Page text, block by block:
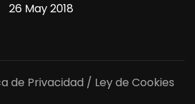
26 May 2018
de Privacidad / Ley de Cookies